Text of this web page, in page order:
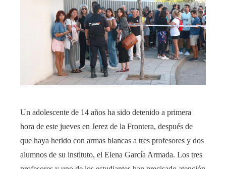
Un adolescente de 14 años ha sido detenido a primera
hora de este jueves en Jerez de la Frontera, después de
que haya herido con armas blancas a tres profesores y dos
alumnos de su instituto, el Elena García Armada. Los tres